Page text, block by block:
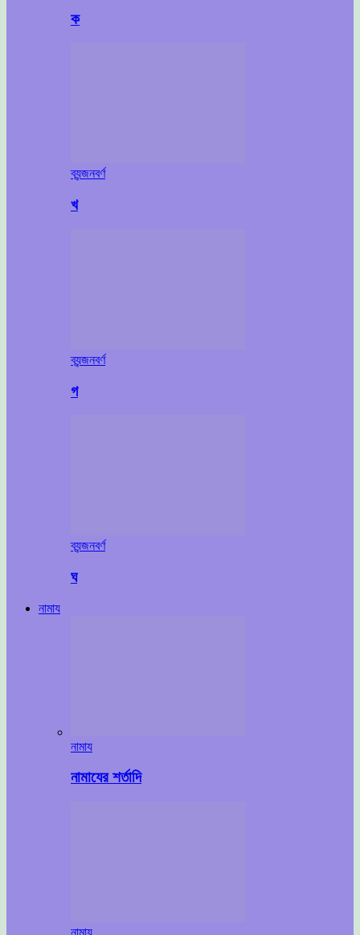
ক
ব্যন্জনবর্ণ
খ
ব্যন্জনবর্ণ
গ
ব্যন্জনবর্ণ
ঘ
নামায
নামায
নামাযের শর্তাদি